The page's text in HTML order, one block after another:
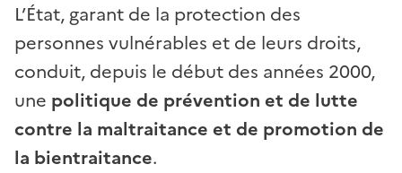
L’État, garant de la protection des
personnes vulnérables et de leurs droits,
conduit, depuis le début des années 2000,
une politique de prévention et de lutte
contre la maltraitance et de promotion de
la bientraitance.